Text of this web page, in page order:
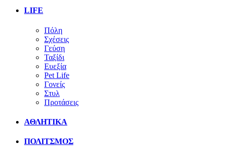
LIFE
Πόλη
Σχέσεις
Γεύση
Ταξίδι
Ευεξία
Pet Life
Γονείς
Στυλ
Προτάσεις
ΑΘΛΗΤΙΚΑ
ΠΟΛΙΤΣΜΟΣ